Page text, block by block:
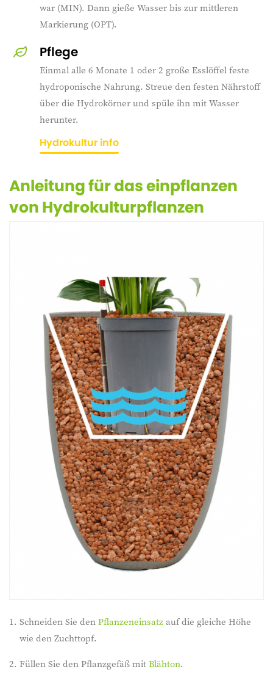
war (MIN). Dann gieße Wasser bis zur mittleren
Markierung (OPT).
Pflege
Einmal alle 6 Monate 1 oder 2 große Esslöffel feste
hydroponische Nahrung. Streue den festen Nährstoff
über die Hydrokörner und spüle ihn mit Wasser
herunter.
Hydrokultur info
Anleitung für das einpflanzen
von Hydrokulturpflanzen
Schneiden Sie denPflanzeneinsatzauf die gleiche Höhe
wie den Zuchttopf.
Füllen Sie den Pflanzgefäß mitBlähton.